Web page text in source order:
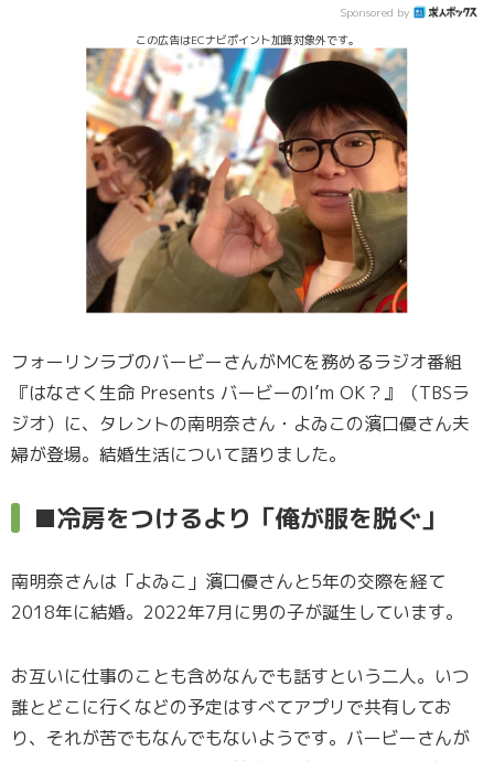
Sponsored by
この広告はECナビポイント加算対象外です。
フォーリンラブのバービーさんがMCを務めるラジオ番組
『はなさく生命 Presents バービーのI’m OK？』（TBSラ
ジオ）に、タレントの南明奈さん・よゐこの濱口優さん夫
婦が登場。結婚生活について語りました。
■冷房をつけるより「俺が服を脱ぐ」
南明奈さんは「よゐこ」濱口優さんと5年の交際を経て
2018年に結婚。2022年7月に男の子が誕生しています。
お互いに仕事のことも含めなんでも話すという二人。いつ
誰とどこに行くなどの予定はすべてアプリで共有してお
り、それが苦でもなんでもないようです。バービーさんが